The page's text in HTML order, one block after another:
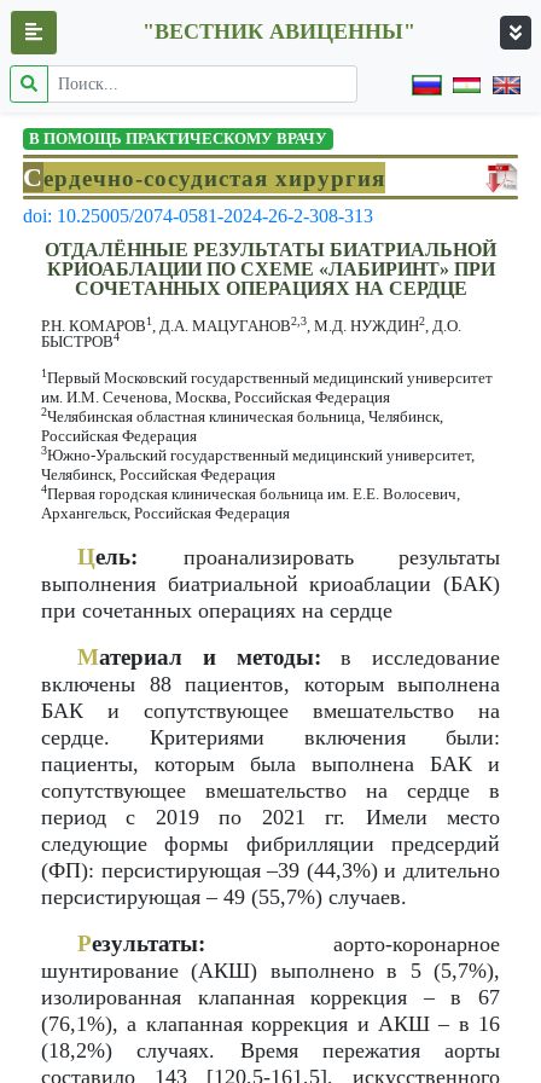
"ВЕСТНИК АВИЦЕННЫ"
В ПОМОЩЬ ПРАКТИЧЕСКОМУ ВРАЧУ
Сердечно-сосудистая хирургия
doi: 10.25005/2074-0581-2024-26-2-308-313
ОТДАЛЁННЫЕ РЕЗУЛЬТАТЫ БИАТРИАЛЬНОЙ
КРИОАБЛАЦИИ ПО СХЕМЕ «ЛАБИРИНТ» ПРИ
СОЧЕТАННЫХ ОПЕРАЦИЯХ НА СЕРДЦЕ
Р.Н. КОМАРОВ1, Д.А. МАЦУГАНОВ2,3, М.Д. НУЖДИН2, Д.О.
БЫСТРОВ4
1Первый Московский государственный медицинский университет
им. И.М. Сеченова, Москва, Российская Федерация
2Челябинская областная клиническая больница, Челябинск,
Российская Федерация
3Южно-Уральский государственный медицинский университет,
Челябинск, Российская Федерация
4Первая городская клиническая больница им. Е.Е. Волосевич,
Архангельск, Российская Федерация
Цель: проанализировать результаты
выполнения биатриальной криоаблации (БАК)
при сочетанных операциях на сердце
Материал и методы: в исследование
включены 88 пациентов, которым выполнена
БАК и сопутствующее вмешательство на
сердце. Критериями включения были:
пациенты, которым была выполнена БАК и
сопутствующее вмешательство на сердце в
период с 2019 по 2021 гг. Имели место
следующие формы фибрилляции предсердий
(ФП): персистирующая –39 (44,3%) и длительно
персистирующая – 49 (55,7%) случаев.
Результаты: аорто-коронарное
шунтирование (АКШ) выполнено в 5 (5,7%),
изолированная клапанная коррекция – в 67
(76,1%), а клапанная коррекция и АКШ – в 16
(18,2%) случаях. Время пережатия аорты
составило 143 [120,5-161,5], искусственного